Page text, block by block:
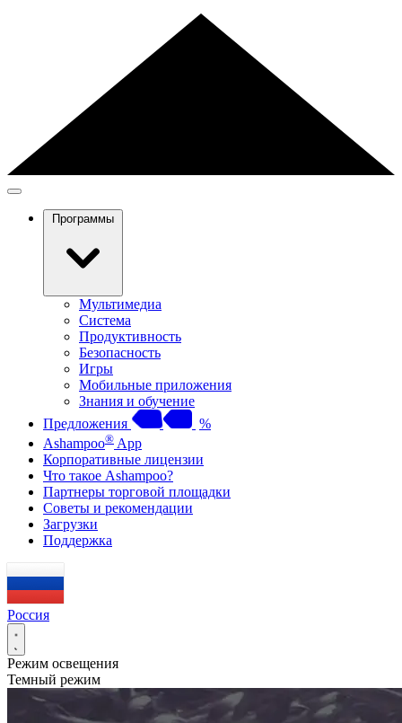
Программы
Мультимедиа
Система
Продуктивность
Безопасность
Игры
Мобильные приложения
Знания и обучение
Предложения
%
Ashampoo® App
Корпоративные лицензии
Что такое Ashampoo?
Партнеры торговой площадки
Советы и рекомендации
Загрузки
Поддержка
Россия
Режим освещения
Темный режим